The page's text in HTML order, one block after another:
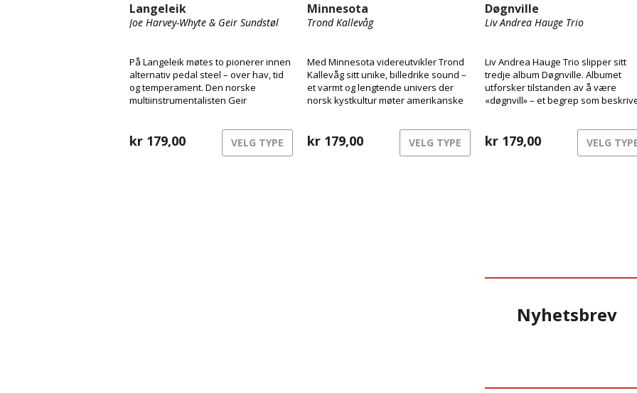
Langeleik
Joe Harvey-Whyte & Geir Sundstøl
På Langeleik møtes to pionerer innen
alternativ pedal steel – over hav, tid
og temperament. Den norske
multiinstrumentalisten Geir
Whyte forener instrumentets
svevende klang med feltopptak,
kr 179,00 VELG TYPE
Minnesota
Trond Kallevåg
Med Minnesota videreutvikler Trond
Kallevåg sitt unike, billedrike sound –
et varmt og lengtende univers der
norsk kystkultur møter amerikanske
utvandringsfortellinger og sjeldne
fotografier fra et kunstneropphold på
kr 179,00 VELG TYPE
Døgnville
Liv Andrea Hauge Trio
Liv Andrea Hauge Trio slipper sitt
tredje album Døgnville. Albumet
utforsker tilstanden av å være
«døgnvill» – et begrep som
søvnløshet. Musikken beveger seg
dette rommet mellom struktur og
kr 179,00 VELG
Nyhetsbrev